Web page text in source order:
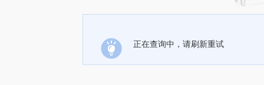
正在查询中，请刷新重试